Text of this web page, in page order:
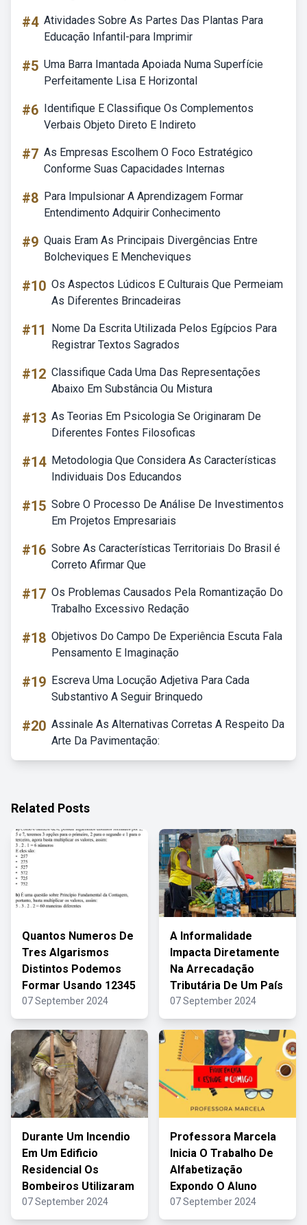
#4 Atividades Sobre As Partes Das Plantas Para
Educação Infantil-para Imprimir
#5 Uma Barra Imantada Apoiada Numa Superfície
Perfeitamente Lisa E Horizontal
#6 Identifique E Classifique Os Complementos
Verbais Objeto Direto E Indireto
#7 As Empresas Escolhem O Foco Estratégico
Conforme Suas Capacidades Internas
#8 Para Impulsionar A Aprendizagem Formar
Entendimento Adquirir Conhecimento
#9 Quais Eram As Principais Divergências Entre
Bolcheviques E Mencheviques
#10 Os Aspectos Lúdicos E Culturais Que Permeiam
As Diferentes Brincadeiras
#11
Nome Da Escrita Utilizada Pelos Egípcios Para
Registrar Textos Sagrados
#12 Classifique Cada Uma Das Representações
Abaixo Em Substância Ou Mistura
#13 As Teorias Em Psicologia Se Originaram De
Diferentes Fontes Filosoficas
#14 Metodologia Que Considera As Características
Individuais Dos Educandos
#15 Sobre O Processo De Análise De Investimentos
Em Projetos Empresariais
#16 Sobre As Características Territoriais Do Brasil é
Correto Afirmar Que
#17 Os Problemas Causados Pela Romantização Do
Trabalho Excessivo Redação
#18 Objetivos Do Campo De Experiência Escuta Fala
Pensamento E Imaginação
#19 Escreva Uma Locução Adjetiva Para Cada
Substantivo A Seguir Brinquedo
#20 Assinale As Alternativas Corretas A Respeito Da
Arte Da Pavimentação:
Related Posts
Quantos Numeros De
Tres Algarismos
Distintos Podemos
Formar Usando 12345
07 September 2024
A Informalidade
Impacta Diretamente
Na Arrecadação
Tributária De Um País
07 September 2024
Durante Um Incendio
Em Um Edificio
Residencial Os
Bombeiros Utilizaram
07 September 2024
Professora Marcela
Inicia O Trabalho De
Alfabetização
Expondo O Aluno
07 September 2024